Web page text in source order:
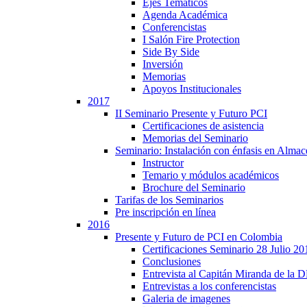
Ejes Temáticos
Agenda Académica
Conferencistas
I Salón Fire Protection
Side By Side
Inversión
Memorias
Apoyos Institucionales
2017
II Seminario Presente y Futuro PCI
Certificaciones de asistencia
Memorias del Seminario
Seminario: Instalación con énfasis en
Instructor
Temario y módulos académicos
Brochure del Seminario
Tarifas de los Seminarios
Pre inscripción en línea
2016
Presente y Futuro de PCI en Colombia
Certificaciones Seminario 28 Julio
Conclusiones
Entrevista al Capitán Miranda de la
Entrevistas a los conferencistas
Galeria de imagenes